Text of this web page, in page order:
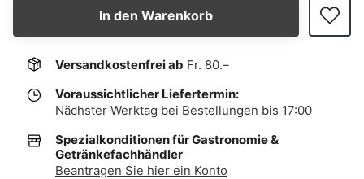
In den Warenkorb
Versandkostenfrei ab Fr. 80.–
Voraussichtlicher Liefertermin:
Nächster Werktag bei Bestellungen bis 17:00
Spezialkonditionen für Gastronomie &
Getränkefachhändler
Beantragen Sie hier ein Konto